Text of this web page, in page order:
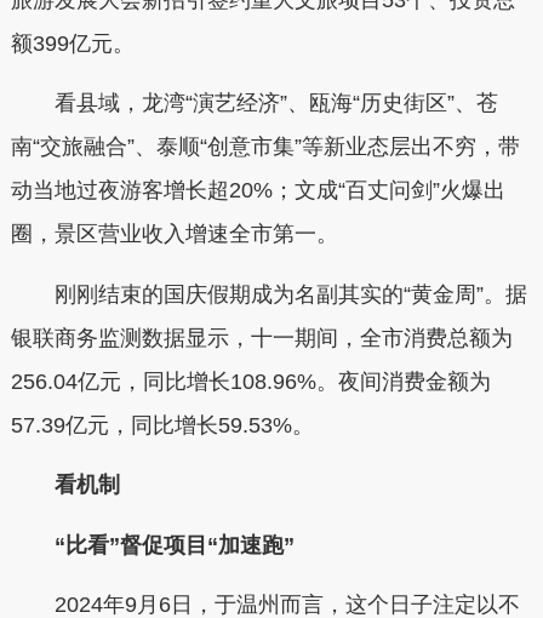
额399亿元。
看县域，龙湾“演艺经济”、瓯海“历史街区”、苍
南“交旅融合”、泰顺“创意市集”等新业态层出不穷，带
动当地过夜游客增长超20%；文成“百丈问剑”火爆出
圈，景区营业收入增速全市第一。
刚刚结束的国庆假期成为名副其实的“黄金周”。据
银联商务监测数据显示，十一期间，全市消费总额为
256.04亿元，同比增长108.96%。夜间消费金额为
57.39亿元，同比增长59.53%。
看机制
“比看”督促项目“加速跑”
2024年9月6日，于温州而言，这个日子注定以不